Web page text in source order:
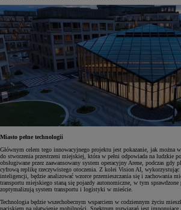
Miasto pełne technologii
Głównym celem tego innowacyjnego projektu jest pokazanie, jak można
do stworzenia przestrzeni miejskiej, która w pełni odpowiada na ludzkie
obsługiwane przez zaawansowany system operacyjny Arene, podczas
cyfrową replikę rzeczywistego otoczenia. Z kolei Vision AI,
inteligencji, będzie analizować wzorce przemieszczania się i zachowania
transportu miejskiego staną się pojazdy autonomiczne, w tym
zoptymalizują system transportu i logistyki w mieście.
Technologia będzie wszechobecnym wsparciem w codziennym życiu
naciskiem na ułatwienie mobilności. Spektrum rozwiązań jest imponujące